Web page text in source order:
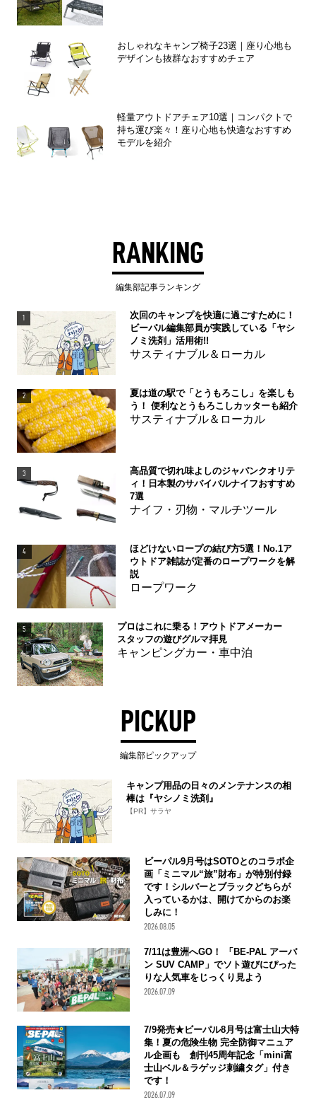
おしゃれなキャンプ椅子23選｜座り心地も
デザインも抜群なおすすめチェア
軽量アウトドアチェア10選｜コンパクトで
持ち運び楽々！座り心地も快適なおすすめ
モデルを紹介
RANKING
編集部記事ランキング
1
次回のキャンプを快適に過ごすために！
ビーパル編集部員が実践している「ヤシ
ノミ洗剤」活用術!!
サスティナブル＆ローカル
2
夏は道の駅で「とうもろこし」を楽しも
う！ 便利なとうもろこしカッターも紹介
サスティナブル＆ローカル
3
高品質で切れ味よしのジャパンクオリテ
ィ！日本製のサバイバルナイフおすすめ
7選
ナイフ・刃物・マルチツール
4
ほどけないロープの結び方5選！No.1ア
ウトドア雑誌が定番のロープワークを解
説
ロープワーク
5
プロはこれに乗る！アウトドアメーカー
スタッフの遊びグルマ拝見
キャンピングカー・車中泊
PICKUP
編集部ピックアップ
キャンプ用品の日々のメンテナンスの相
棒は『ヤシノミ洗剤』
【PR】サラヤ
ビーパル9月号はSOTOとのコラボ企
画「ミニマル“旅”財布」が特別付録
です！シルバーとブラックどちらが
入っているかは、開けてからのお楽
しみに！
2026.08.05
7/11は豊洲へGO！ 「BE-PAL アーバ
ン SUV CAMP」でソト遊びにぴった
りな人気車をじっくり見よう
2026.07.09
7/9発売★ビーパル8月号は富士山大特
集！夏の危険生物 完全防御マニュア
ル企画も 創刊45周年記念「mini富
士山ベル＆ラゲッジ刺繍タグ」付き
です！
2026.07.09